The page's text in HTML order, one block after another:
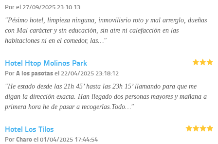
Información complementaria:
Porel 27/09/2025 23:10:13
"Pésimo hotel, limpieza ninguna, inmovilisrio roto y mal arrerglo, dueñas
con Mal carácter y sin educación, sin aire ni calefacción en las
habitaciones ni en el comedor, las…"
Hotel Htop Molinos Park
PorA los pasotasel 22/04/2025 23:18:12
"He estado desde las 21h 45’ hasta las 23h 15’ llamando para que me
digan la dirección exacta. Han llegado dos personas mayores y mañana a
primera hora he de pasar a recogerlas.Todo…"
Hotel Los Tilos
PorCharoel 01/04/2025 17:44:54